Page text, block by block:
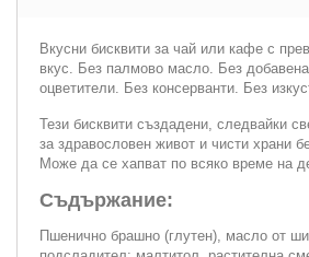
Вкусни бисквити за чай или кафе с
вкус. Без палмово масло. Без
оцветители. Без консерванти. Без
Тези бисквити създадени, следвайки
за здравословен живот и чисти храни
Може да се хапват по всяко време на
Съдържание:
Пшенично брашно (глутен), масло от